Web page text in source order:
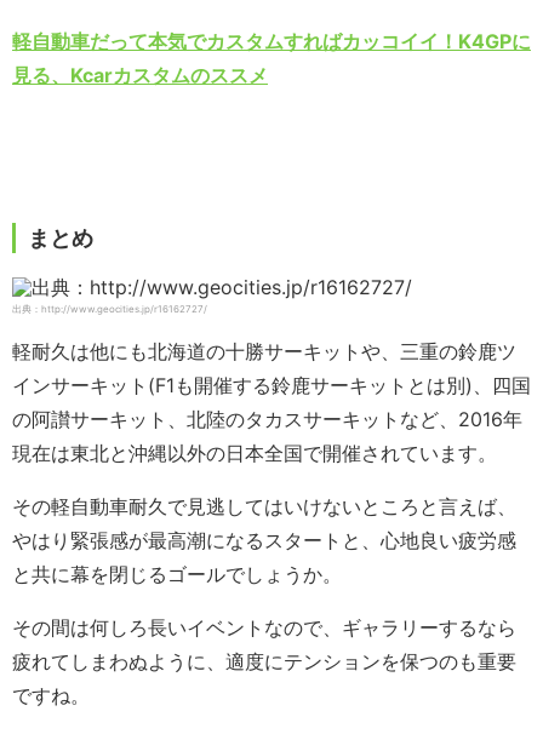
軽自動車だって本気でカスタムすればカッコイイ！K4GPに
見る、Kcarカスタムのススメ
まとめ
出典：http://www.geocities.jp/r16162727/
軽耐久は他にも北海道の十勝サーキットや、三重の鈴鹿ツ
インサーキット(F1も開催する鈴鹿サーキットとは別)、四国
の阿讃サーキット、北陸のタカスサーキットなど、2016年
現在は東北と沖縄以外の日本全国で開催されています。
その軽自動車耐久で見逃してはいけないところと言えば、
やはり緊張感が最高潮になるスタートと、心地良い疲労感
と共に幕を閉じるゴールでしょうか。
その間は何しろ長いイベントなので、ギャラリーするなら
疲れてしまわぬように、適度にテンションを保つのも重要
ですね。